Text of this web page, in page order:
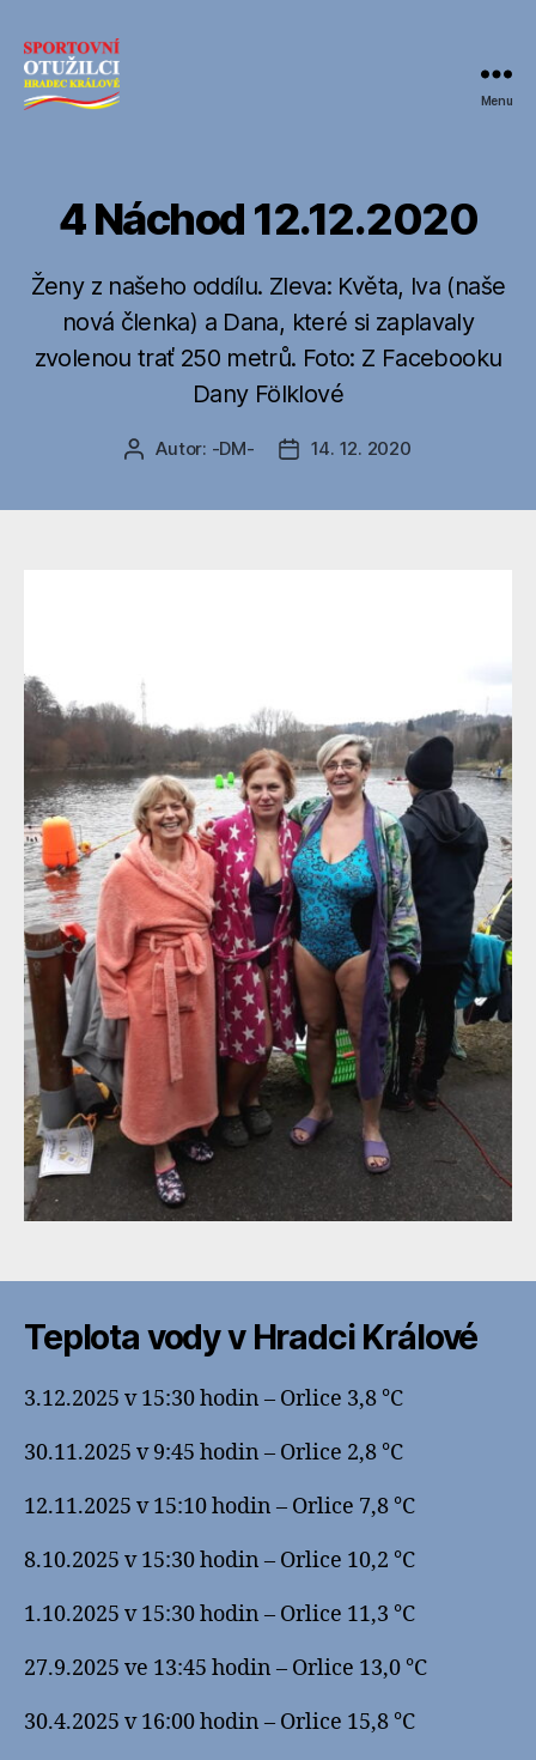
KRÁLOVÉ
Menu
4 Náchod 12.12.2020
Ženy z našeho oddílu. Zleva: Květa, Iva (naše
nová členka) a Dana, které si zaplavaly
zvolenou trať 250 metrů. Foto: Z Facebooku
Dany Fölklové
AutorAutor: -DM-
Datum
14. 12. 2020
Teplota vody v Hradci Králové
3.12.2025 v 15:30 hodin – Orlice 3,8 °C
30.11.2025 v 9:45 hodin – Orlice 2,8 °C
12.11.2025 v 15:10 hodin – Orlice 7,8 °C
8.10.2025 v 15:30 hodin – Orlice 10,2 °C
1.10.2025 v 15:30 hodin – Orlice 11,3 °C
27.9.2025 ve 13:45 hodin – Orlice 13,0 °C
30.4.2025 v 16:00 hodin – Orlice 15,8 °C